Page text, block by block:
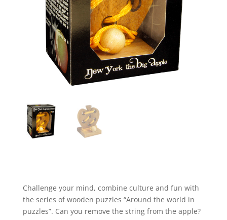
Challenge your mind, combine culture and fun with
the series of wooden puzzles “Around the world in
puzzles”. Can you remove the string from the apple?